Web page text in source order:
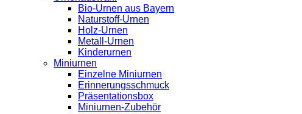
Bio-Urnen aus Bayern
Naturstoff-Urnen
Holz-Urnen
Metall-Urnen
Kinderurnen
Miniurnen
Einzelne Miniurnen
Erinnerungsschmuck
Präsentationsbox
Miniurnen-Zubehör